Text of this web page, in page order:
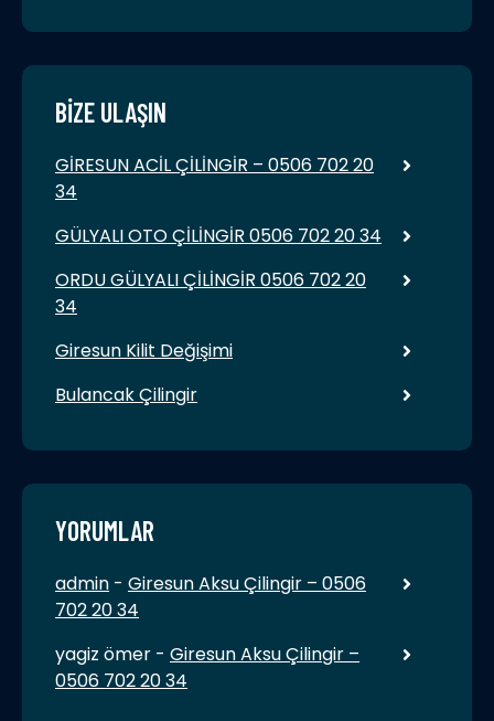
BIZE ULAŞIN
GİRESUN ACİL ÇİLİNGİR – 0506 702 20
34
GÜLYALI OTO ÇİLİNGİR 0506 702 20 34
ORDU GÜLYALI ÇİLİNGİR 0506 702 20
34
Giresun Kilit Değişimi
Bulancak Çilingir
YORUMLAR
admin - Giresun Aksu Çilingir – 0506
702 20 34
yagiz ömer - Giresun Aksu Çilingir –
0506 702 20 34